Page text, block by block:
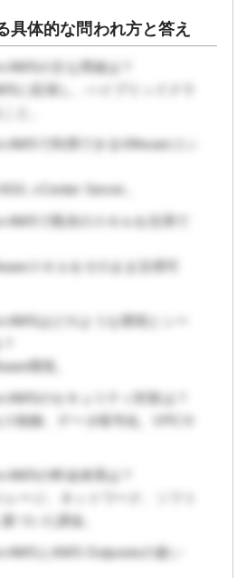
具体的な問われ方と答え
AWSの主な用途は？
に拡張し、ハイブリッドクラ
と。
AWSで利用できるVMwareコン
vCenter Server。
AWSで既存のスキルを活用で
スキルをそのまま活用可
AWSはどのような環境とシー
環境。
AWSのセキュリティ対策は？
制御、データ暗号化、VPCサ
AWSの料金体系は？
レージ、ネットワーク、ソフト
づいた課金。
AWSとAWS Outpostsの違い